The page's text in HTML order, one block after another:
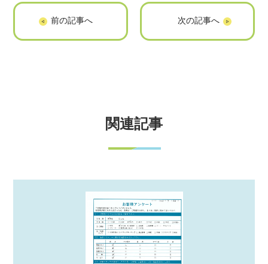
【福山市野上町 F
【福山市南本庄町
関連記事